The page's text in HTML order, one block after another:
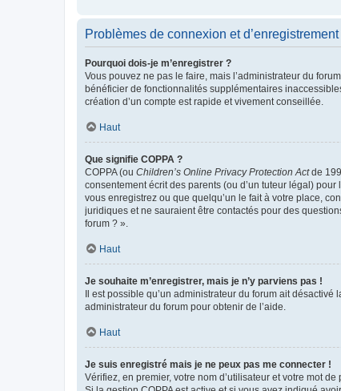
Problèmes de connexion et d’enregistrement
Pourquoi dois-je m’enregistrer ?
Vous pouvez ne pas le faire, mais l’administrateur du
bénéficier de fonctionnalités supplémentaires
création d’un compte est rapide et vivement conseillée.
Haut
Que signifie COPPA ?
COPPA (ou Children’s Online Privacy Protection Actde
consentement écrit des parents (ou d’un tuteur légal)
vous enregistrez ou que quelqu’un le fait à votre place,
juridiques et ne sauraient être contactés pour des
forum ? ».
Haut
Je souhaite m’enregistrer, mais je n’y parviens pas !
Il est possible qu’un administrateur du forum ait
administrateur du forum pour obtenir de l’aide.
Haut
Je suis enregistré mais je ne peux pas me connecter !
Vérifiez, en premier, votre nom d’utilisateur et votre mot